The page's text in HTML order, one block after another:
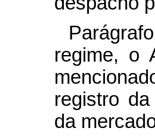
regime, o
registro
da